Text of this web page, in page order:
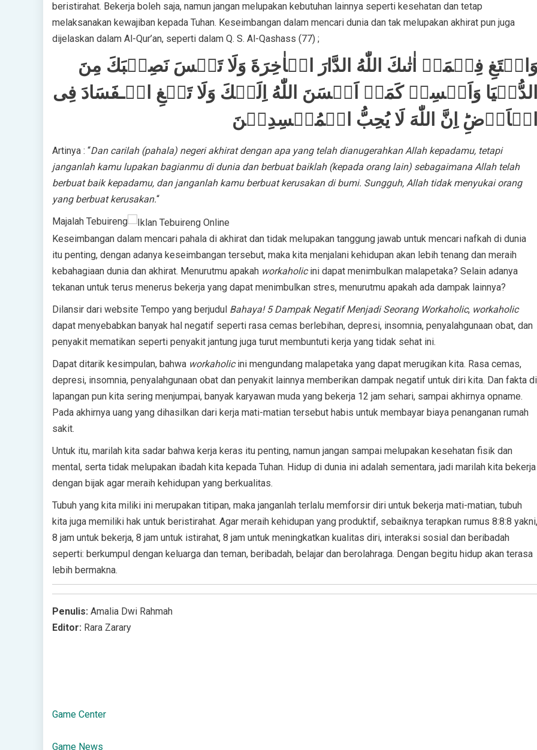
beristirahat. Bekerja boleh saja, namun jangan melupakan kebutuhan lainnya seperti kesehatan dan tetap
melaksanakan kewajiban kepada Tuhan. Keseimbangan dalam mencari dunia dan tak melupakan akhirat pun juga
dijelaskan dalam Al-Qur’an, seperti dalam Q. S. Al-Qashass (77) ;
وَابۡتَغِ فِيۡمَاۤ اٰتٰٮكَ اللّٰهُ الدَّارَ الۡاٰخِرَةَ​ وَلَا تَنۡسَ نَصِيۡبَكَ مِنَ
الدُّنۡيَا​ وَاَحۡسِنۡ كَمَاۤ اَحۡسَنَ اللّٰهُ اِلَيۡكَ​ وَلَا تَبۡغِ الۡـفَسَادَ فِى
الۡاَرۡضِ​ؕ اِنَّ اللّٰهَ لَا يُحِبُّ الۡمُفۡسِدِيۡنَ‏
Artinya : “Dan carilah (pahala) negeri akhirat dengan apa yang telah dianugerahkan Allah kepadamu, tetapi
janganlah kamu lupakan bagianmu di dunia dan berbuat baiklah (kepada orang lain) sebagaimana Allah telah
berbuat baik kepadamu, dan janganlah kamu berbuat kerusakan di bumi. Sungguh, Allah tidak menyukai orang
yang berbuat kerusakan.“
Majalah Tebuireng
Keseimbangan dalam mencari pahala di akhirat dan tidak melupakan tanggung jawab untuk mencari nafkah di dunia
itu penting, dengan adanya keseimbangan tersebut, maka kita menjalani kehidupan akan lebih tenang dan meraih
kebahagiaan dunia dan akhirat. Menurutmu apakah workaholicini dapat menimbulkan malapetaka? Selain adanya
tekanan untuk terus menerus bekerja yang dapat menimbulkan stres, menurutmu apakah ada dampak lainnya?
Dilansir dari website Tempo yang berjudul Bahaya! 5 Dampak Negatif Menjadi Seorang Workaholic, workaholic
dapat menyebabkan banyak hal negatif seperti rasa cemas berlebihan, depresi, insomnia, penyalahgunaan obat, dan
penyakit mematikan seperti penyakit jantung juga turut membuntuti kerja yang tidak sehat ini.
Dapat ditarik kesimpulan, bahwa workaholicini mengundang malapetaka yang dapat merugikan kita. Rasa cemas,
depresi, insomnia, penyalahgunaan obat dan penyakit lainnya memberikan dampak negatif untuk diri kita. Dan fakta di
lapangan pun kita sering menjumpai, banyak karyawan muda yang bekerja 12 jam sehari, sampai akhirnya opname.
Pada akhirnya uang yang dihasilkan dari kerja mati-matian tersebut habis untuk membayar biaya penanganan rumah
sakit.
Untuk itu, marilah kita sadar bahwa kerja keras itu penting, namun jangan sampai melupakan kesehatan fisik dan
mental, serta tidak melupakan ibadah kita kepada Tuhan. Hidup di dunia ini adalah sementara, jadi marilah kita bekerja
dengan bijak agar meraih kehidupan yang berkualitas.
Tubuh yang kita miliki ini merupakan titipan, maka janganlah terlalu memforsir diri untuk bekerja mati-matian, tubuh
kita juga memiliki hak untuk beristirahat. Agar meraih kehidupan yang produktif, sebaiknya terapkan rumus 8:8:8 yakni,
8 jam untuk bekerja, 8 jam untuk istirahat, 8 jam untuk meningkatkan kualitas diri, interaksi sosial dan beribadah
seperti: berkumpul dengan keluarga dan teman, beribadah, belajar dan berolahraga. Dengan begitu hidup akan terasa
lebih bermakna.
Penulis: Amalia Dwi Rahmah
Editor: Rara Zarary
Game Center
Game News